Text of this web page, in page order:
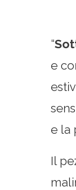
“
e
e la
Il